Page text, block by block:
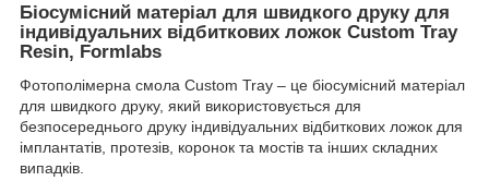
Біосумісний матеріал для швидкого друку для
індивідуальних відбиткових ложок Custom Tray
Resin, Formlabs
Фотополімерна смола Custom Tray – це біосумісний матеріал
для швидкого друку, який використовується для
безпосереднього друку індивідуальних відбиткових ложок для
імплантатів, протезів, коронок та мостів та інших складних
випадків.